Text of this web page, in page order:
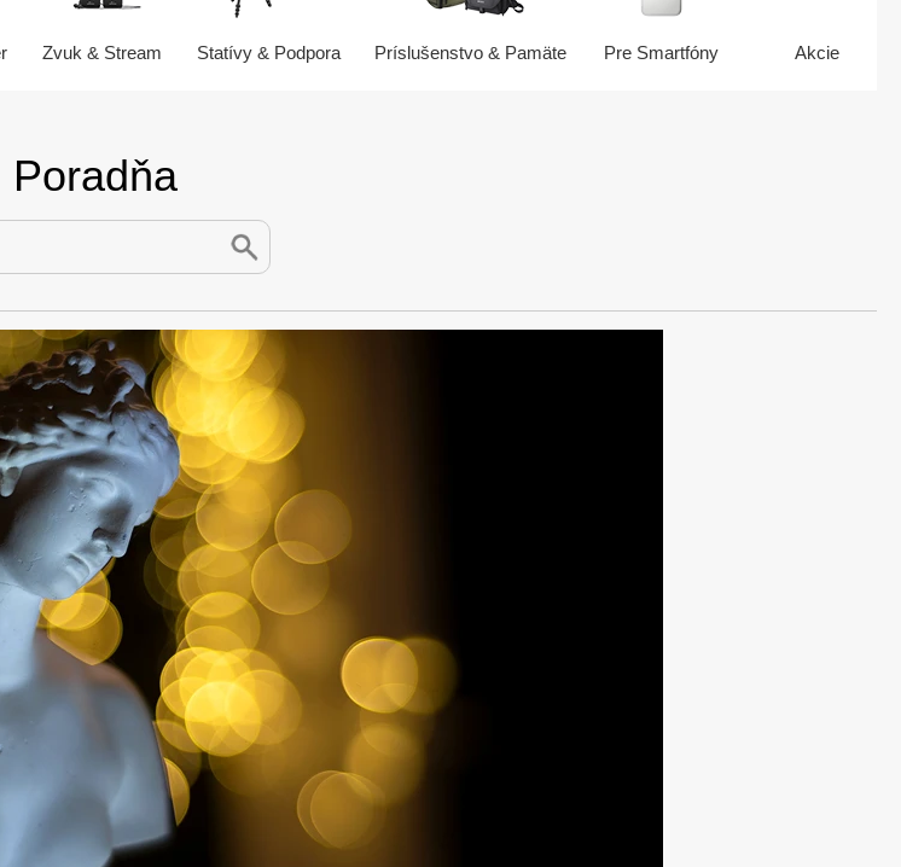
Zvuk & Stream Statívy & Podpora Príslušenstvo & Pamäte Pre Smartfóny Akcie
Poradňa